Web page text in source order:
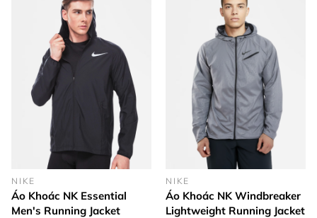
NIKE
Áo Khoác NK Essential
Men's Running Jacket
NIKE
Áo Khoác NK Windbreaker
Lightweight Running Jacket